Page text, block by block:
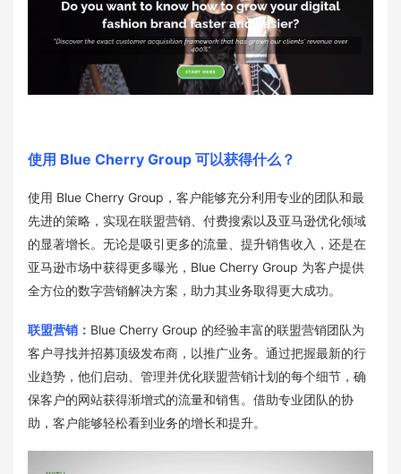
使用 Blue Cherry Group 可以获得什么？
使用 Blue Cherry Group，客户能够充分利用专业的团队和最
先进的策略，实现在联盟营销、付费搜索以及亚马逊优化领域
的显著增长。无论是吸引更多的流量、提升销售收入，还是在
亚马逊市场中获得更多曝光，Blue Cherry Group 为客户提供
全方位的数字营销解决方案，助力其业务取得更大成功。
联盟营销： Blue Cherry Group 的经验丰富的联盟营销团队为
客户寻找并招募顶级发布商，以推广业务。通过把握最新的行
业趋势，他们启动、管理并优化联盟营销计划的每个细节，确
保客户的网站获得渐增式的流量和销售。借助专业团队的协
助，客户能够轻松看到业务的增长和提升。